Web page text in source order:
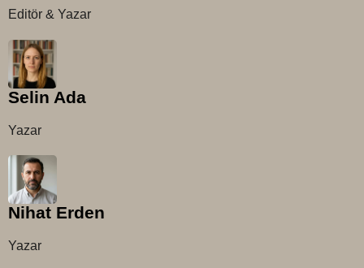
Editör & Yazar
Selin Ada
Yazar
Nihat Erden
Yazar